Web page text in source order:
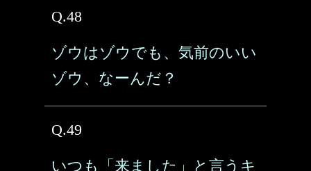
Q.48
ゾウはゾウでも、気前のいい
ゾウ、なーんだ？
Q.49
いつも「来ました」と言うキ